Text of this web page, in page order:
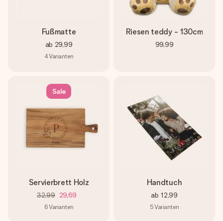
Fußmatte
ab 29,99
4Varianten
Riesen teddy - 130cm
99,99
Sale
Servierbrett Holz
32,99 29,69
6Varianten
Handtuch
ab 12,99
5Varianten